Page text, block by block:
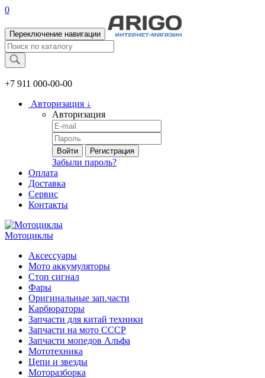
0
Переключение навигации
+7 911 000-00-00
Авторизация ↓
Авторизация
Войти Регистрация
Забыли пароль?
Оплата
Доставка
Сервис
Контакты
Мотоциклы
Аксессуары
Мото аккумуляторы
Стоп сигнал
Фары
Оригинальные зап.части
Карбюраторы
Запчасти для китай техники
Запчасти на мото СССР
Запчасти мопедов Альфа
Мототехника
Цепи и звезды
Моторазборка